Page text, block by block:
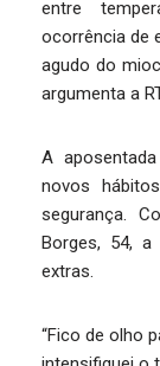
entre
ocorrência de
agudo do
argumenta a
A
novos
segurança.
Borges, 54,
extras.
“Fico de olho